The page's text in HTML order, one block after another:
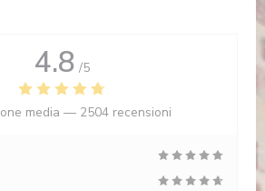
4.8 /5
media — 2504 recensioni